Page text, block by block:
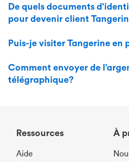
De quels documents
pour devenir client
Puis-je visiter Tangerine en
Comment envoyer de
télégraphique?
Ressources
Aide
À